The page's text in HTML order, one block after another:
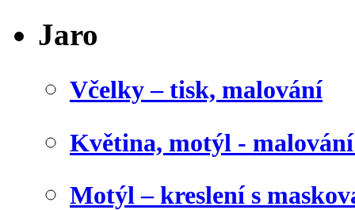
Jaro
Včelky – tisk, malování
Květina, motýl -
Motýl – kreslení s